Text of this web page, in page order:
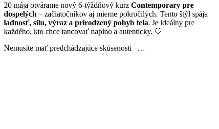
20 mája otvárame nový 6-týždňový kurz Contemporary pre
dospelých – začiatočníkov aj mierne pokročilých. Tento štýl spája
ladnosť, silu, výraz a prirodzený pohyb tela. Je ideálny pre
každého, kto chce tancovať naplno a autenticky. 🤍
Nemusíte mať predchádzajúce skúsenosti –…